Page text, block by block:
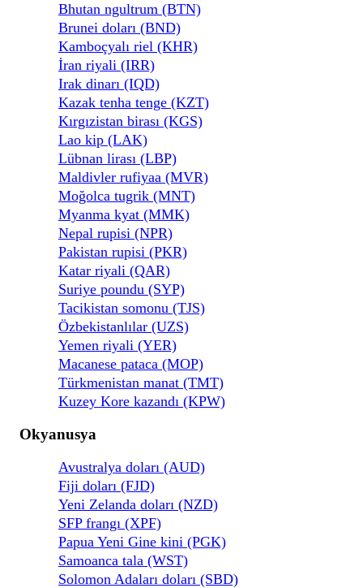
Bhutan ngultrum (BTN)
Brunei doları (BND)
Kamboçyalı riel (KHR)
İran riyali (IRR)
Irak dinarı (IQD)
Kazak tenha tenge (KZT)
Kırgızistan birası (KGS)
Lao kip (LAK)
Lübnan lirası (LBP)
Maldivler rufiyaa (MVR)
Moğolca tugrik (MNT)
Myanma kyat (MMK)
Nepal rupisi (NPR)
Pakistan rupisi (PKR)
Katar riyali (QAR)
Suriye poundu (SYP)
Tacikistan somonu (TJS)
Özbekistanlılar (UZS)
Yemen riyali (YER)
Macanese pataca (MOP)
Türkmenistan manat (TMT)
Kuzey Kore kazandı (KPW)
Okyanusya
Avustralya doları (AUD)
Fiji doları (FJD)
Yeni Zelanda doları (NZD)
SFP frangı (XPF)
Papua Yeni Gine kini (PGK)
Samoanca tala (WST)
Solomon Adaları doları (SBD)